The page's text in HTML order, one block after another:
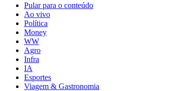
Pular para o conteúdo
Ao vivo
Política
Money
WW
Agro
Infra
IA
Esportes
Viagem & Gastronomia